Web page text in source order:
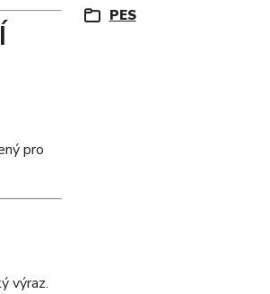
pro
výraz.
PES